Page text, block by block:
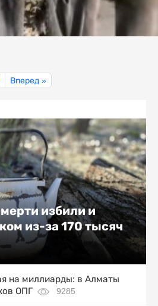
Вперед »
избили и
из-за 170 тысяч
на миллиарды: в Алматы
ОПГ
9285